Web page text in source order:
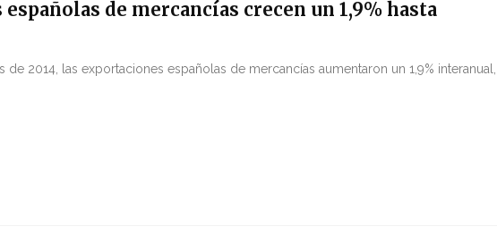
de mercancías crecen un 1,9% hasta
2014, las exportaciones españolas de mercancías aumentaron un 1,9% interanual,